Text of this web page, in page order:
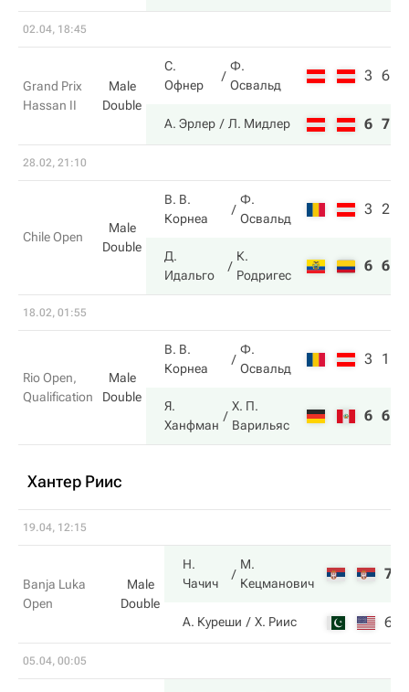
02.04, 18:45
Grand Prix
Hassan II
Male
Double
С.
Офнер
Ф.
Освальд
3 6
А. Эрлер Л. Мидлер 6 7
28.02, 21:10
Chile Open
Male
Double
В. В.
Корнеа
Ф.
Освальд
3 2
Д.
Идальго
К.
Родригес
6 6
18.02, 01:55
Rio Open,
Qualification
Male
Double
В. В.
Корнеа
Ф.
Освальд
3 1
Я.
Ханфман
Х. П.
Варильяс
6 6
Хантер Риис
19.04, 12:15
Banja Luka
Open
Male
Double
Н.
Чачич
М.
Кецманович
7
А. Куреши Х. Риис 6
05.04, 00:05